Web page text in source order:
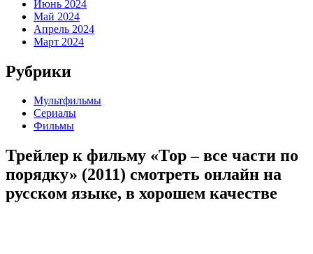
Июнь 2024
Май 2024
Апрель 2024
Март 2024
Рубрики
Мультфильмы
Сериалы
Фильмы
Трейлер к фильму «Тор – все части по
порядку» (2011) cмотреть онлайн на
русском языке, в хорошем качестве